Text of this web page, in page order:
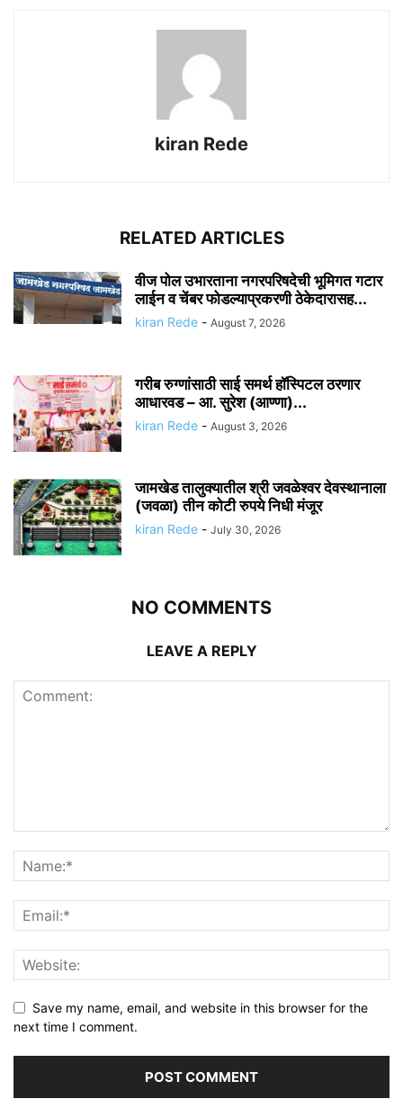
kiran Rede
RELATED ARTICLES
वीज पोल उभारताना नगरपरिषदेची भूमिगत गटार
लाईन व चेंबर फोडल्याप्रकरणी ठेकेदारासह...
kiran Rede - August 7, 2026
गरीब रुग्णांसाठी साई समर्थ हॉस्पिटल ठरणार
आधारवड – आ. सुरेश (आण्णा)...
kiran Rede - August 3, 2026
जामखेड तालुक्यातील श्री जवळेश्वर देवस्थानाला
(जवळा) तीन कोटी रुपये निधी मंजूर
kiran Rede - July 30, 2026
NO COMMENTS
LEAVE A REPLY
Save my name, email, and website in this browser for the
next time I comment.